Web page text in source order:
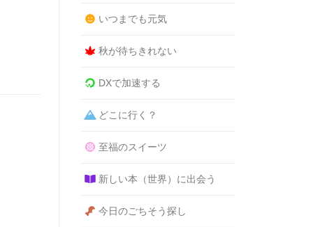
いつまでも元気
秋が待ちきれない
DXで加速する
どこに行く？
至福のスイーツ
新しい本（世界）に出会う
今日のごちそう探し